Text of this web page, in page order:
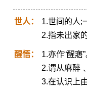
世人：
1.世间的人;
2.指未出家
醒悟：
1.亦作“醒寤”
2.谓从麻醉
3.在认识上